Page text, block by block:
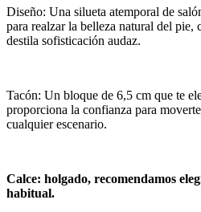
Diseño: Una silueta atemporal de
para realzar la belleza natural del pie,
destila sofisticación audaz.
Tacón: Un bloque de 6,5 cm que te
proporciona la confianza para
cualquier escenario.
Calce: holgado, recomendamos
habitual.